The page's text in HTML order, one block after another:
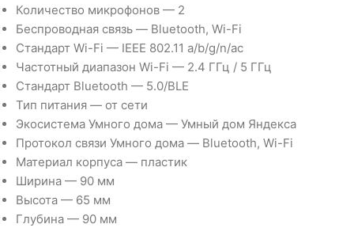
Количество микрофонов — 2
Беспроводная связь — Bluetooth, Wi-Fi
Стандарт Wi-Fi — IEEE 802.11 a/b/g/n/ac
Частотный диапазон Wi-Fi — 2.4 ГГц / 5 ГГц
Стандарт Bluetooth — 5.0/BLE
Тип питания — от сети
Экосистема Умного дома — Умный дом Яндекса
Протокол связи Умного дома — Bluetooth, Wi-Fi
Материал корпуса — пластик
Ширина — 90 мм
Высота — 65 мм
Глубина — 90 мм